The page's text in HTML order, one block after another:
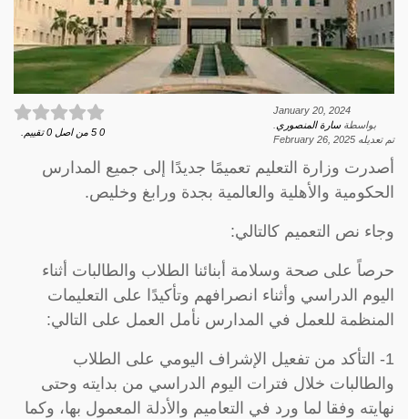
January 20, 2024
بواسطةسارة المنصوري
تم تعديله February 26, 2025
0
5 من اصل 0 تقييم.
أصدرت وزارة التعليم تعميمًا جديدًا إلى جميع المدارس
الحكومية والأهلية والعالمية بجدة ورابغ وخليص.
وجاء نص التعميم كالتالي:
حرصاً على صحة وسلامة أبنائنا الطلاب والطالبات أثناء
اليوم الدراسي وأثناء انصرافهم وتأكيدًا على التعليمات
المنظمة للعمل في المدارس نأمل العمل على التالي:
1- التأكد من تفعيل الإشراف اليومي على الطلاب
والطالبات خلال فترات اليوم الدراسي من بدايته وحتى
نهايته وفقا لما ورد في التعاميم والأدلة المعمول بها، وكما